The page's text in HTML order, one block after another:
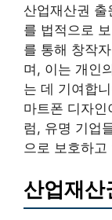
산업재산권 출
를 법적으로
를 통해 창작
며, 이는 개인
는 데 기여합
마트폰 디자인
럼, 유명 기업
으로 보호하고
산업재산